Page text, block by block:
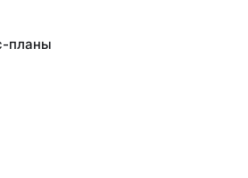
планы